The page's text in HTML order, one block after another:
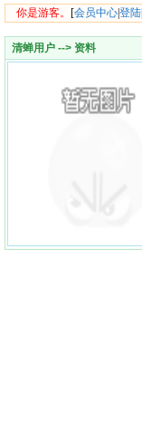
你是游客。 [会员中心登陆
清蝉用户 --> 资料